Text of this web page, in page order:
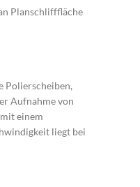
Planschlifffläche
Polierscheiben,
Aufnahme von
einem
liegt bei